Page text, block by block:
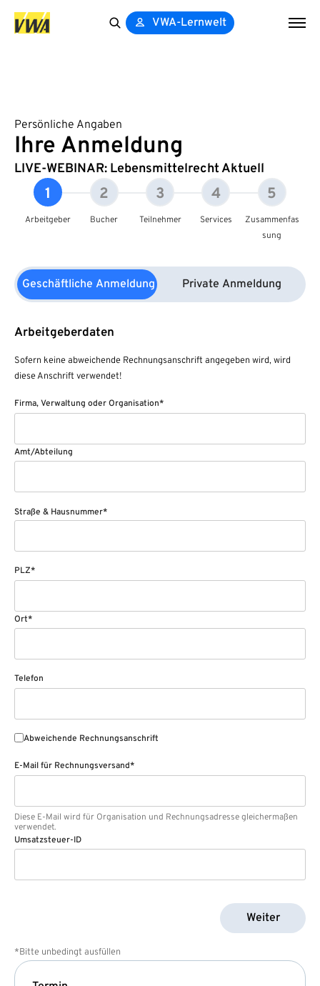
VWA-Lernwelt
Persönliche Angaben
Ihre Anmeldung
LIVE-WEBINAR: Lebensmittelrecht Aktuell
1
Arbeitgeber
2
Bucher
3
Teilnehmer
4
Services
5
Zusammenfas
sung
Geschäftliche Anmeldung Private Anmeldung
Arbeitgeberdaten
Sofern keine abweichende Rechnungsanschrift angegeben wird, wird
diese Anschrift verwendet!
Firma, Verwaltung oder Organisation*
Amt/Abteilung
Straße & Hausnummer*
PLZ*
Ort*
Telefon
Abweichende Rechnungsanschrift
E-Mail für Rechnungsversand*
Diese E-Mail wird für Organisation und Rechnungsadresse gleichermaßen
verwendet.
Umsatzsteuer-ID
Weiter
*Bitte unbedingt ausfüllen